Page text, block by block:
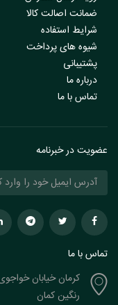
ضمانت اصالت کالا
شرایط استفاده
شیوه های پرداخت
پشتیبانی
درباره ما
تماس با ما
عضویت در خبرنامه
تماس با ما
رنگین کمان